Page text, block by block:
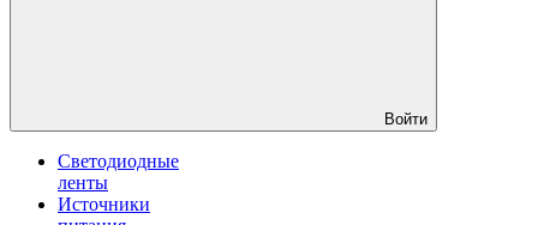
Войти
Светодиодные
ленты
Источники